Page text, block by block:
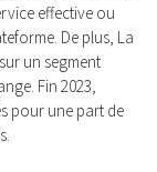
effective ou
De plus, La
un segment
Fin 2023,
pour une part de